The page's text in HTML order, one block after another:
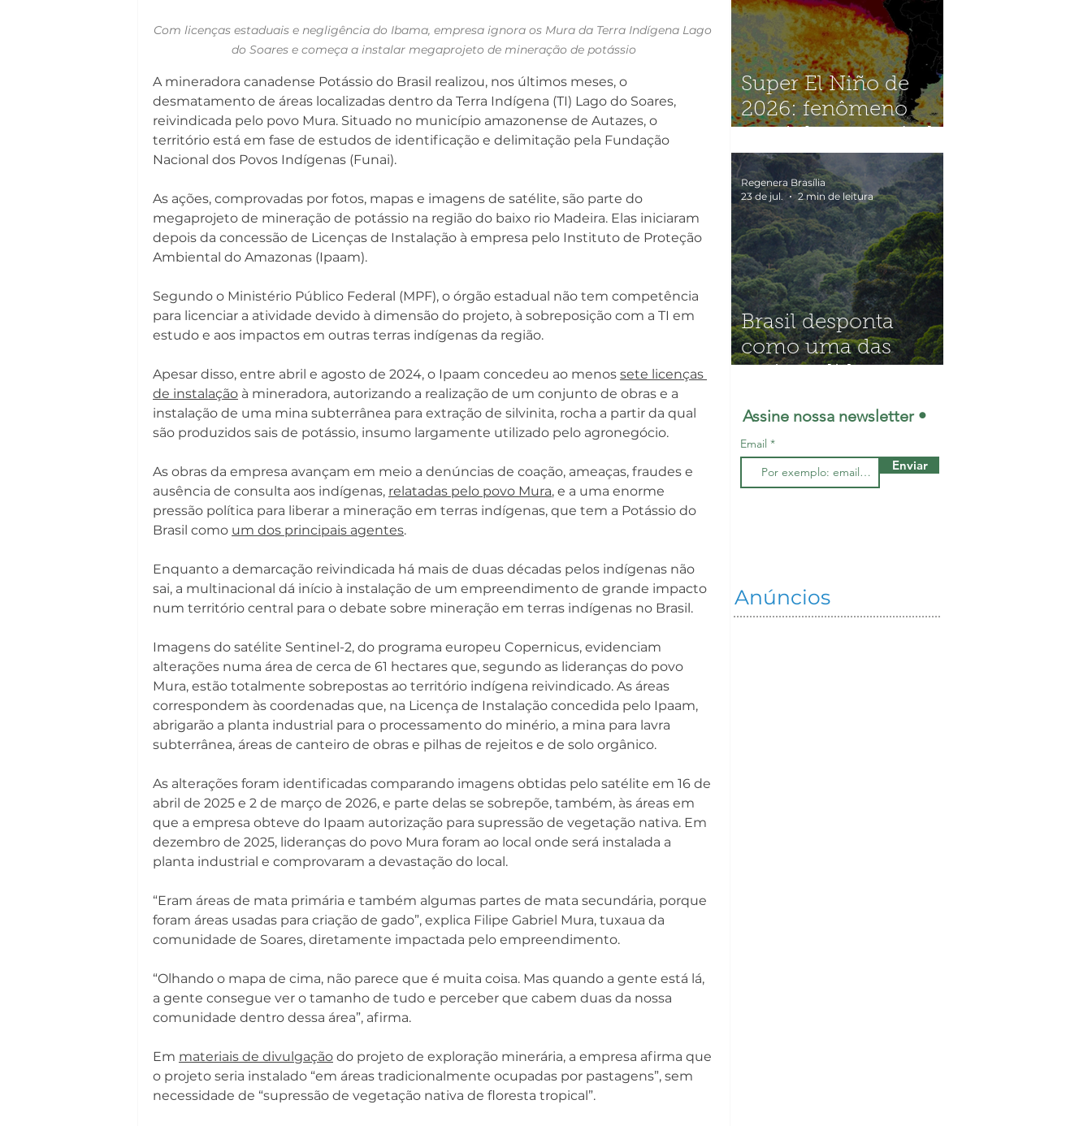
Com licenças estaduais e negligência do Ibama, empresa ignora os Mura da Terra Indígena Lago
do Soares e começa a instalar megaprojeto de mineração de potássio
A mineradora canadense Potássio do Brasil realizou, nos últimos meses, o
desmatamento de áreas localizadas dentro da Terra Indígena (TI) Lago do Soares,
reivindicada pelo povo Mura. Situado no município amazonense de Autazes, o
território está em fase de estudos de identificação e delimitação pela Fundação
Nacional dos Povos Indígenas (Funai).
As ações, comprovadas por fotos, mapas e imagens de satélite, são parte do
megaprojeto de mineração de potássio na região do baixo rio Madeira. Elas iniciaram
depois da concessão de Licenças de Instalação à empresa pelo Instituto de Proteção
Ambiental do Amazonas (Ipaam).
Segundo o Ministério Público Federal (MPF), o órgão estadual não tem competência
para licenciar a atividade devido à dimensão do projeto, à sobreposição com a TI em
estudo e aos impactos em outras terras indígenas da região.
Apesar disso, entre abril e agosto de 2024, o Ipaam concedeu ao menos sete licenças
de instalação à mineradora, autorizando a realização de um conjunto de obras e a
instalação de uma mina subterrânea para extração de silvinita, rocha a partir da qual
são produzidos sais de potássio, insumo largamente utilizado pelo agronegócio.
As obras da empresa avançam em meio a denúncias de coação, ameaças, fraudes e
ausência de consulta aos indígenas, relatadas pelo povo Mura, e a uma enorme
pressão política para liberar a mineração em terras indígenas, que tem a Potássio do
Brasil como um dos principais agentes.
Enquanto a demarcação reivindicada há mais de duas décadas pelos indígenas não
sai, a multinacional dá início à instalação de um empreendimento de grande impacto
num território central para o debate sobre mineração em terras indígenas no Brasil.
Imagens do satélite Sentinel-2, do programa europeu Copernicus, evidenciam
alterações numa área de cerca de 61 hectares que, segundo as lideranças do povo
Mura, estão totalmente sobrepostas ao território indígena reivindicado. As áreas
correspondem às coordenadas que, na Licença de Instalação concedida pelo Ipaam,
abrigarão a planta industrial para o processamento do minério, a mina para lavra
subterrânea, áreas de canteiro de obras e pilhas de rejeitos e de solo orgânico.
As alterações foram identificadas comparando imagens obtidas pelo satélite em 16 de
abril de 2025 e 2 de março de 2026, e parte delas se sobrepõe, também, às áreas em
que a empresa obteve do Ipaam autorização para supressão de vegetação nativa. Em
dezembro de 2025, lideranças do povo Mura foram ao local onde será instalada a
planta industrial e comprovaram a devastação do local.
“Eram áreas de mata primária e também algumas partes de mata secundária, porque
foram áreas usadas para criação de gado”, explica Filipe Gabriel Mura, tuxaua da
comunidade de Soares, diretamente impactada pelo empreendimento.
“Olhando o mapa de cima, não parece que é muita coisa. Mas quando a gente está lá,
a gente consegue ver o tamanho de tudo e perceber que cabem duas da nossa
comunidade dentro dessa área”, afirma.
Em materiais de divulgação do projeto de exploração minerária, a empresa afirma que
o projeto seria instalado “em áreas tradicionalmente ocupadas por pastagens”, sem
necessidade de “supressão de vegetação nativa de floresta tropical”.
Super El Niño de
2026: fenômeno
histórico e acende
alerta global
Brasil desponta
como uma das
restauração de
ecossistemas
Regenera Brasília
23 de jul.
2 min de leitura
Assine nossa newsletter •
Email
Enviar
Anúncios